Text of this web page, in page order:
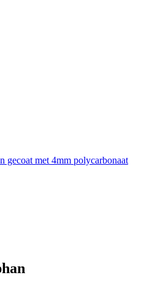
gecoat met 4mm polycarbonaat